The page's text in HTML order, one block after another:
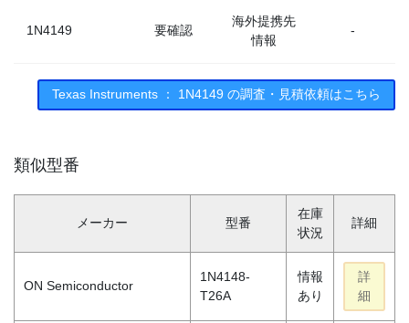
1N4149 要確認
海外提携先
情報
-
Texas Instruments ： 1N4149 の調査・見積依頼はこちら
類似型番
メーカー 型番
在庫
状況
詳細
ON Semiconductor
1N4148-
T26A
情報
あり
詳
細